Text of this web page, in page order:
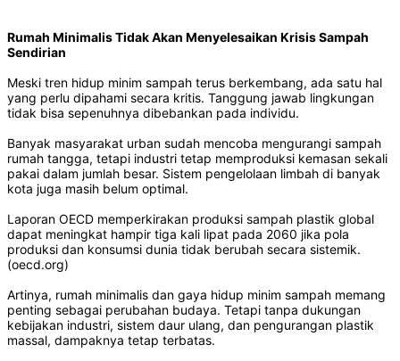
Rumah Minimalis Tidak Akan Menyelesaikan Krisis Sampah
Sendirian
Meski tren hidup minim sampah terus berkembang, ada satu hal
yang perlu dipahami secara kritis. Tanggung jawab lingkungan
tidak bisa sepenuhnya dibebankan pada individu.
Banyak masyarakat urban sudah mencoba mengurangi sampah
rumah tangga, tetapi industri tetap memproduksi kemasan sekali
pakai dalam jumlah besar. Sistem pengelolaan limbah di banyak
kota juga masih belum optimal.
Laporan OECD memperkirakan produksi sampah plastik global
dapat meningkat hampir tiga kali lipat pada 2060 jika pola
produksi dan konsumsi dunia tidak berubah secara sistemik.
(oecd.org)
Artinya, rumah minimalis dan gaya hidup minim sampah memang
penting sebagai perubahan budaya. Tetapi tanpa dukungan
kebijakan industri, sistem daur ulang, dan pengurangan plastik
massal, dampaknya tetap terbatas.